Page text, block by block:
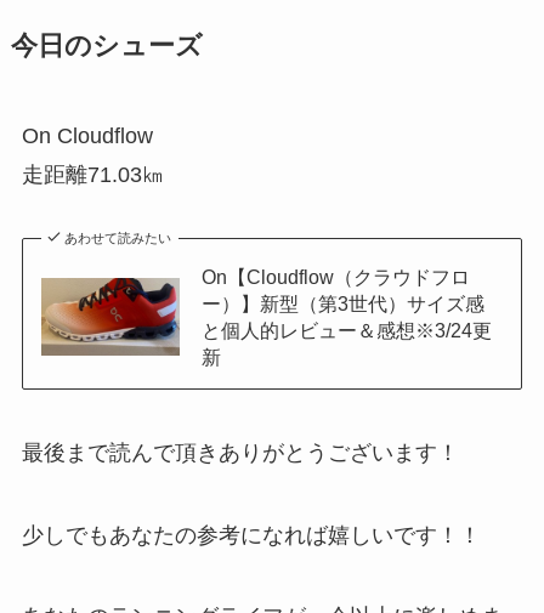
今日のシューズ
On Cloudflow
走距離71.03㎞
あわせて読みたい
On【Cloudflow（クラウドフロ
ー）】新型（第3世代）サイズ感
と個人的レビュー＆感想※3/24更
新
最後まで読んで頂きありがとうございます！
少しでもあなたの参考になれば嬉しいです！！